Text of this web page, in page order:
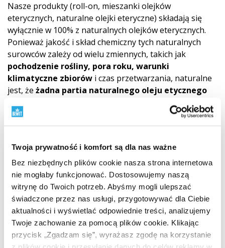
Twoja prywatność i komfort są dla nas ważne
Bez niezbędnych plików cookie nasza strona internetowa
nie mogłaby funkcjonować. Dostosowujemy naszą
witrynę do Twoich potrzeb. Abyśmy mogli ulepszać
świadczone przez nas usługi, przygotowywać dla Ciebie
aktualności i wyświetlać odpowiednie treści, analizujemy
Twoje zachowanie za pomocą plików cookie. Klikając
przycisk „Zgadzam się”, wyrażasz zgodę na korzystanie
Nasze produkty (roll-on, mieszanki olejków
eterycznych, naturalne olejki eteryczne) składają się
wyłącznie w 100% z naturalnych olejków eterycznych.
Ponieważ jakość i skład chemiczny tych naturalnych
surowców zależy od wielu zmiennych, takich jak
pochodzenie rośliny, pora roku, warunki
klimatyczne zbiorów i czas przetwarzania, naturalne
jest, że żadna partia naturalnego oleju etycznego
z poprzednią. Ta
nieunikniona naturalna zmienność oznacza, że nawet
nasza końcowa mieszanka olejków eterycznych może
aromatycznych lub intensywności. Jednak te subtelne
niuanse są dowodemoryginalności i naturalnego
składuproduktu, a nie oznaką obniżonej jakości.
Zawsze przestrzegamy precyzyjnej receptury
i używamy najwyższej jakości składników. Jakość
CTEO® olejku umożliwia wszystkie powszechne
zastosowania aromaterapeutyczne. Zawsze jednak
należy przestrzegać zasadbezpiecznegostosowania